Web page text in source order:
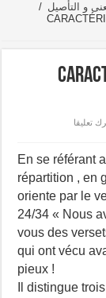
و التأصيل /
تعليقا
En se référant
répartition , en
oriente par le
24/34 « Nous
vous des
qui ont vécu
pieux !
Il distingue